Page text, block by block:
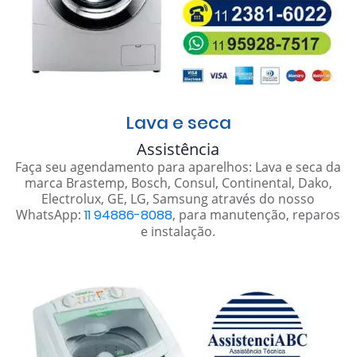
Lava e seca
Assistência
Faça seu agendamento para aparelhos: Lava e seca da
marca Brastemp, Bosch, Consul, Continental, Dako,
Electrolux, GE, LG, Samsung através do nosso
WhatsApp: 11 94886-8088, para manutenção, reparos
e instalação.